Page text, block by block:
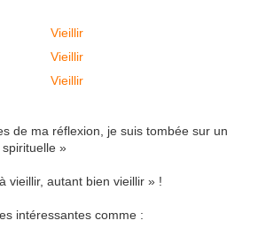
de ma réflexion, je suis tombée sur un
»
vieillir, autant bien vieillir » !
intéressantes comme :